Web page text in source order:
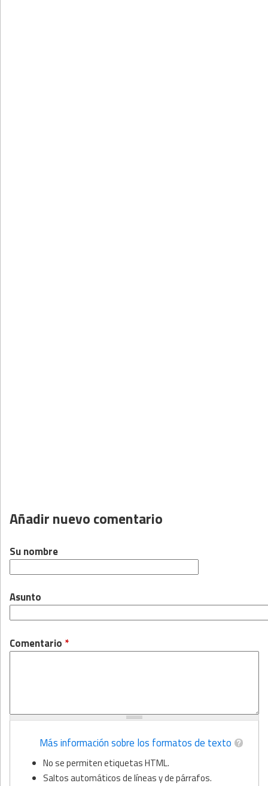
Añadir nuevo comentario
Su nombre
Asunto
Comentario *
Más información sobre los formatos de texto
No se permiten etiquetas HTML.
Saltos automáticos de líneas y de párrafos.